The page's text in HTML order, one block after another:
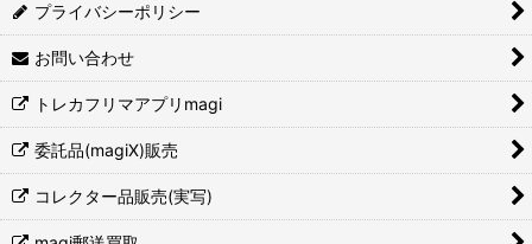
プライバシーポリシー
お問い合わせ
トレカフリマアプリmagi
委託品(magiX)販売
コレクター品販売(実写)